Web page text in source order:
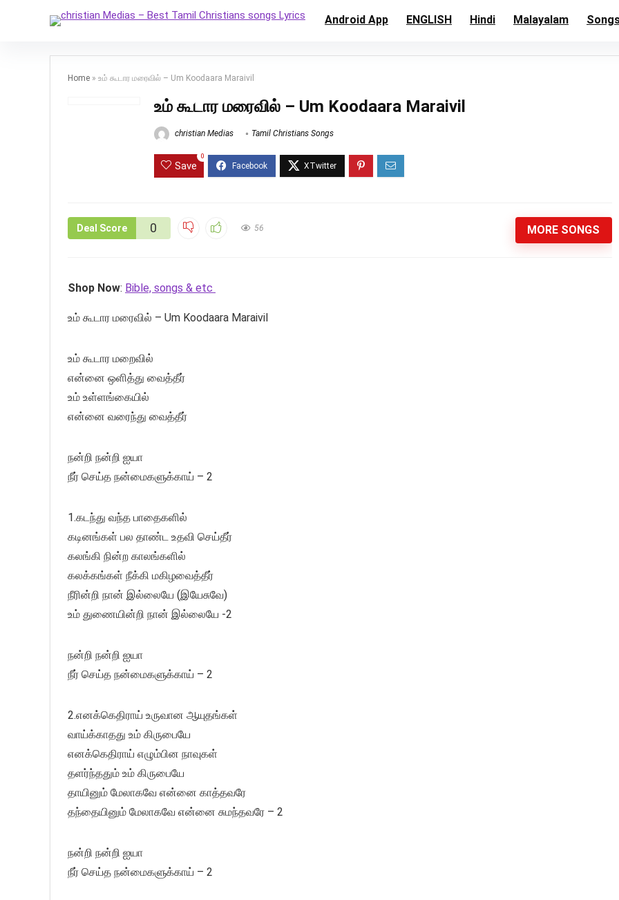
Android App ENGLISH Hindi Malayalam
Home » உம் கூடார மரைவில் – Um Koodaara Maraivil
உம் கூடார மரைவில் – Um Koodaara Maraivil
christian Medias Tamil Christians Songs
Save
0
Deal Score 0 56 MORE SONGS
Shop Now: Bible, songs & etc
உம் கூடார மரைவில் – Um Koodaara Maraivil
உம் கூடார மறைவில்
என்னை ஒளித்து வைத்தீர்
உம் உள்ளங்கையில்
என்னை வரைந்து வைத்தீர்
நன்றி நன்றி ஐயா
நீர் செய்த நன்மைகளுக்காய் – 2
1.கடந்து வந்த பாதைகளில்
கடினங்கள் பல தாண்ட உதவி செய்தீர்
கலங்கி நின்ற காலங்களில்
கலக்கங்கள் நீக்கி மகிழவைத்தீர்
நீரின்றி நான் இல்லையே (இயேசுவே)
உம் துணையின்றி நான் இல்லையே -2
நன்றி நன்றி ஐயா
நீர் செய்த நன்மைகளுக்காய் – 2
2.எனக்கெதிராய் உருவான ஆயுதங்கள்
வாய்க்காதது உம் கிருபையே
எனக்கெதிராய் எழும்பின நாவுகள்
தளர்ந்ததும் உம் கிருபையே
தாயினும் மேலாகவே என்னை காத்தவரே
தந்தையினும் மேலாகவே என்னை சுமந்தவரே – 2
நன்றி நன்றி ஐயா
நீர் செய்த நன்மைகளுக்காய் – 2